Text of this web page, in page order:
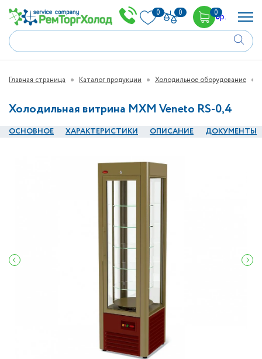
0 0 00р.
Главная страница Каталог продукции Холодильное оборудование
Холодильная витрина МХМ Veneto RS-0,4
ОСНОВНОЕ ХАРАКТЕРИСТИКИ ОПИСАНИЕ ДОКУМЕНТЫ